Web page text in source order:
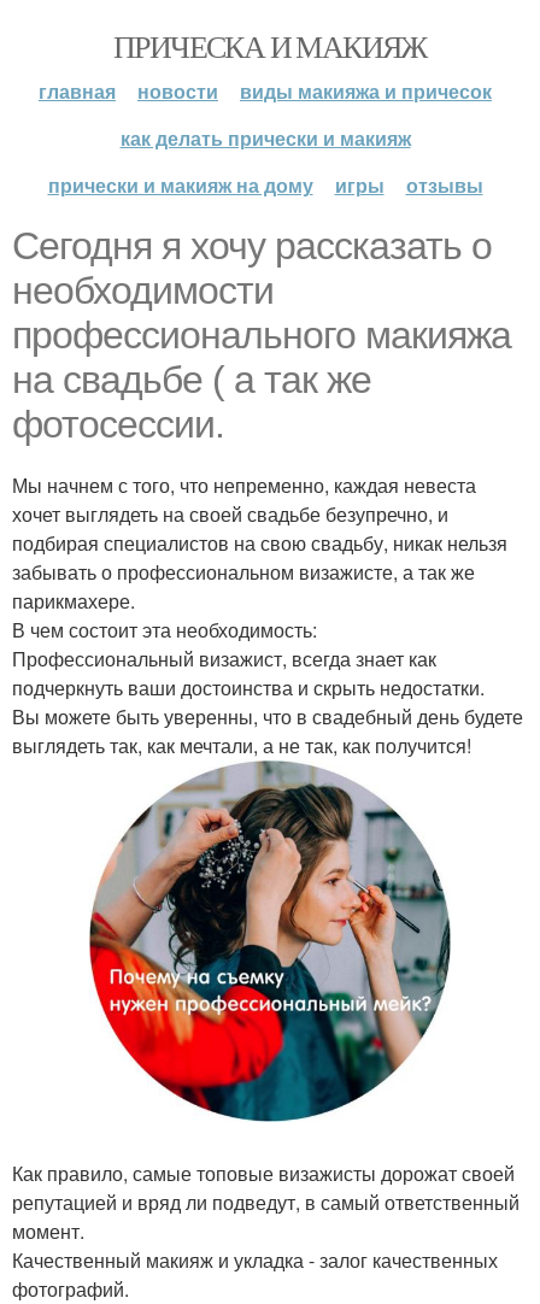
ПРИЧЕСКА И МАКИЯЖ
главная новости
виды макияжа и причесок
как делать прически и макияж
прически и макияж на дому
игры отзывы
Сегодня я хочу рассказать о
необходимости
профессионального макияжа
на свадьбе ( а так же
фотосессии.
Мы начнем с того, что непременно, каждая невеста
хочет выглядеть на своей свадьбе безупречно, и
подбирая специалистов на свою свадьбу, никак нельзя
забывать о профессиональном визажисте, а так же
парикмахере.
В чем состоит эта необходимость:
Профессиональный визажист, всегда знает как
подчеркнуть ваши достоинства и скрыть недостатки.
Вы можете быть уверенны, что в свадебный день будете
выглядеть так, как мечтали, а не так, как получится!
Как правило, самые топовые визажисты дорожат своей
репутацией и вряд ли подведут, в самый ответственный
момент.
Качественный макияж и укладка - залог качественных
фотографий.